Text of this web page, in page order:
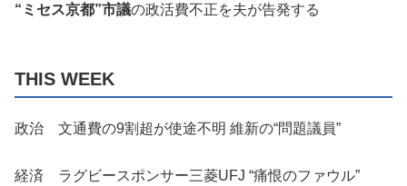
“ミセス京都”市議の政活費不正を夫が告発する
THIS WEEK
政治 文通費の9割超が使途不明 維新の“問題議員”
経済 ラグビースポンサー三菱UFJ “痛恨のファウル”